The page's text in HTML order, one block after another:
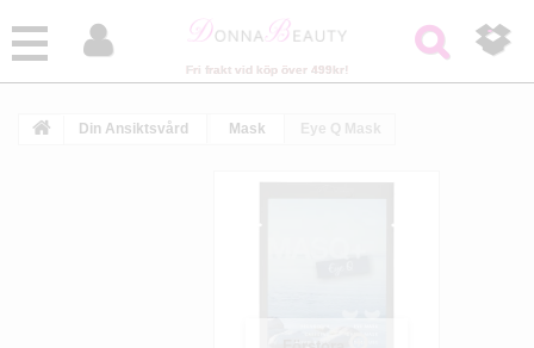
Din Ansiktsvård Mask Eye Q Mask
Fri frakt vid köp över 499kr!
 
